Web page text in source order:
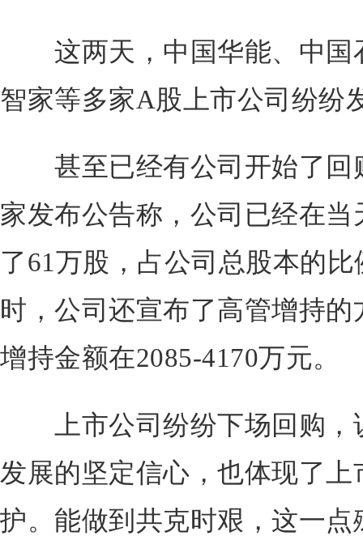
这两天，中国华能、中国
智家等多家A股上市公司纷纷
甚至已经有公司开始了回
家发布公告称，公司已经在当
了61万股，占公司总股本的
时，公司还宣布了高管增持
增持金额在2085-4170万元。
上市公司纷纷下场回购，
发展的坚定信心，也体现了
护。能做到共克时艰，这一点